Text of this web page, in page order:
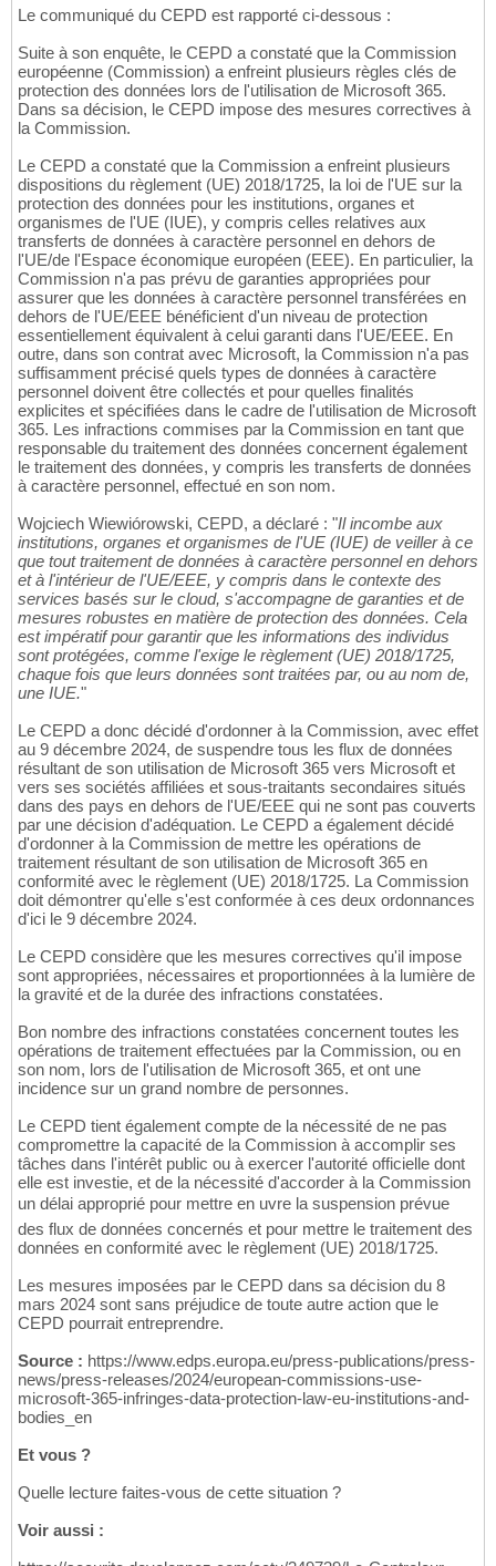
Le communiqué du CEPD est rapporté ci-dessous :
Suite à son enquête, le CEPD a constaté que la Commission
européenne (Commission) a enfreint plusieurs règles clés de
protection des données lors de l'utilisation de Microsoft 365.
Dans sa décision, le CEPD impose des mesures correctives à
la Commission.
Le CEPD a constaté que la Commission a enfreint plusieurs
dispositions du règlement (UE) 2018/1725, la loi de l'UE sur la
protection des données pour les institutions, organes et
organismes de l'UE (IUE), y compris celles relatives aux
transferts de données à caractère personnel en dehors de
l'UE/de l'Espace économique européen (EEE). En particulier, la
Commission n'a pas prévu de garanties appropriées pour
assurer que les données à caractère personnel transférées en
dehors de l'UE/EEE bénéficient d'un niveau de protection
essentiellement équivalent à celui garanti dans l'UE/EEE. En
outre, dans son contrat avec Microsoft, la Commission n'a pas
suffisamment précisé quels types de données à caractère
personnel doivent être collectés et pour quelles finalités
explicites et spécifiées dans le cadre de l'utilisation de Microsoft
365. Les infractions commises par la Commission en tant que
responsable du traitement des données concernent également
le traitement des données, y compris les transferts de données
à caractère personnel, effectué en son nom.
Wojciech Wiewiórowski, CEPD, a déclaré : "Il incombe aux
institutions, organes et organismes de l'UE (IUE) de veiller à ce
que tout traitement de données à caractère personnel en dehors
et à l'intérieur de l'UE/EEE, y compris dans le contexte des
services basés sur le cloud, s'accompagne de garanties et de
mesures robustes en matière de protection des données. Cela
est impératif pour garantir que les informations des individus
sont protégées, comme l'exige le règlement (UE) 2018/1725,
chaque fois que leurs données sont traitées par, ou au nom de,
une IUE."
Le CEPD a donc décidé d'ordonner à la Commission, avec effet
au 9 décembre 2024, de suspendre tous les flux de données
résultant de son utilisation de Microsoft 365 vers Microsoft et
vers ses sociétés affiliées et sous-traitants secondaires situés
dans des pays en dehors de l'UE/EEE qui ne sont pas couverts
par une décision d'adéquation. Le CEPD a également décidé
d'ordonner à la Commission de mettre les opérations de
traitement résultant de son utilisation de Microsoft 365 en
conformité avec le règlement (UE) 2018/1725. La Commission
doit démontrer qu'elle s'est conformée à ces deux ordonnances
d'ici le 9 décembre 2024.
Le CEPD considère que les mesures correctives qu'il impose
sont appropriées, nécessaires et proportionnées à la lumière de
la gravité et de la durée des infractions constatées.
Bon nombre des infractions constatées concernent toutes les
opérations de traitement effectuées par la Commission, ou en
son nom, lors de l'utilisation de Microsoft 365, et ont une
incidence sur un grand nombre de personnes.
Le CEPD tient également compte de la nécessité de ne pas
compromettre la capacité de la Commission à accomplir ses
tâches dans l'intérêt public ou à exercer l'autorité officielle dont
elle est investie, et de la nécessité d'accorder à la Commission
un délai approprié pour mettre en uvre la suspension prévue
des flux de données concernés et pour mettre le traitement des
données en conformité avec le règlement (UE) 2018/1725.
Les mesures imposées par le CEPD dans sa décision du 8
mars 2024 sont sans préjudice de toute autre action que le
CEPD pourrait entreprendre.
Source : https://www.edps.europa.eu/press-publications/press-
news/press-releases/2024/european-commissions-use-
microsoft-365-infringes-data-protection-law-eu-institutions-and-
bodies_en
Et vous ?
Quelle lecture faites-vous de cette situation ?
Voir aussi :